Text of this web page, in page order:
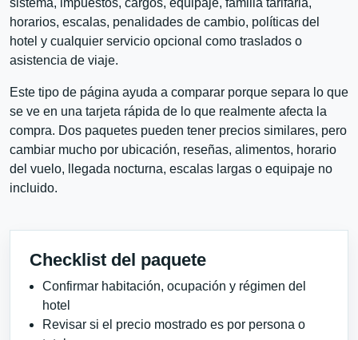
horarios, escalas, penalidades de cambio, políticas del
hotel y cualquier servicio opcional como traslados o
asistencia de viaje.
Este tipo de página ayuda a comparar porque separa lo que
se ve en una tarjeta rápida de lo que realmente afecta la
compra. Dos paquetes pueden tener precios similares, pero
cambiar mucho por ubicación, reseñas, alimentos, horario
del vuelo, llegada nocturna, escalas largas o equipaje no
incluido.
Checklist del paquete
Confirmar habitación, ocupación y régimen del
hotel
Revisar si el precio mostrado es por persona o